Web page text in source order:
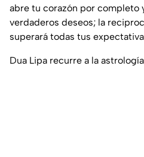
abre tu corazón por completo
verdaderos deseos; la
superará todas tus
Dua Lipa recurre a la